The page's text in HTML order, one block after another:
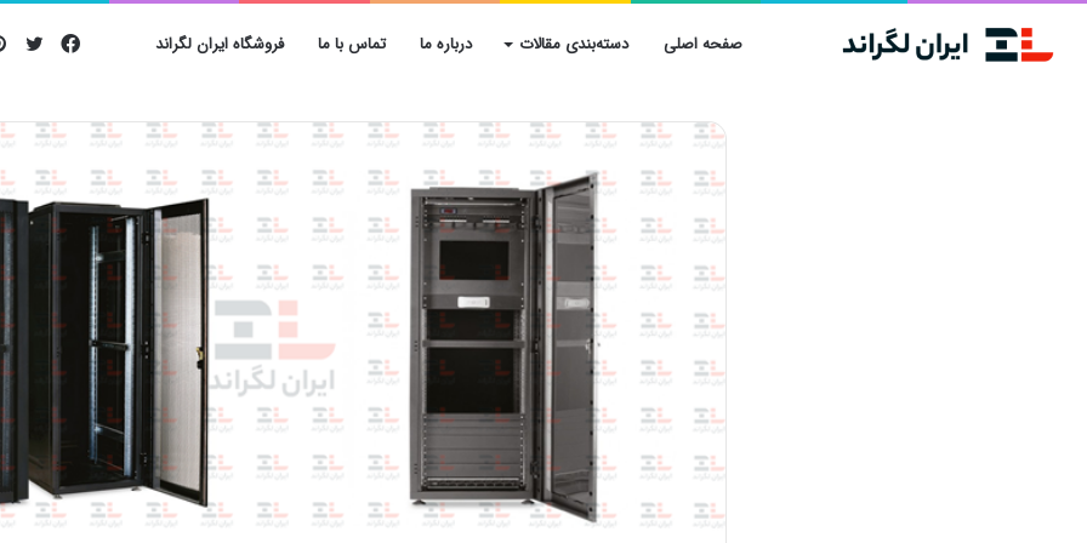
صفحه اصلی دسته‌بندی مقالات درباره ما تماس با ما فروشگاه ایران لگراند فیس
بوک